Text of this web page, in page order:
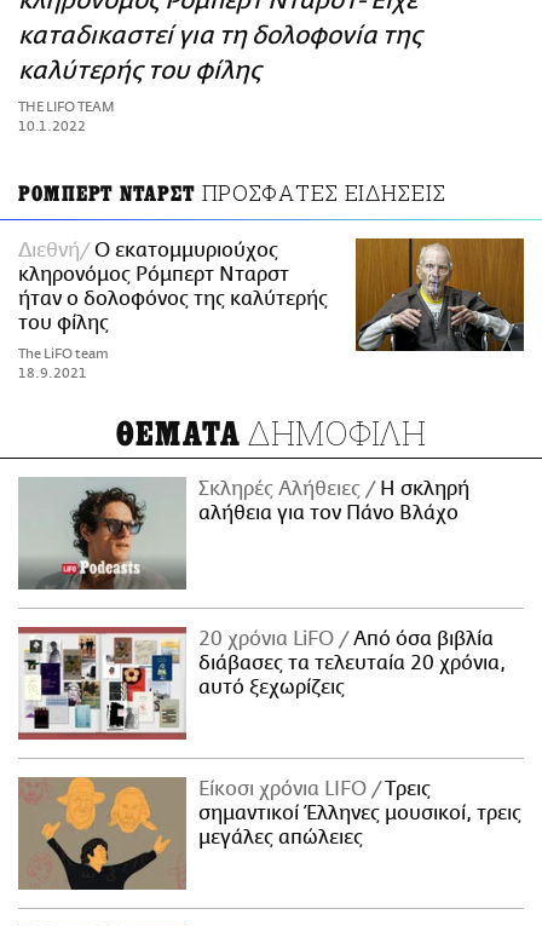
ΑΜΠΑ
PRINT
καταδικαστεί για τη δολοφονία της
καλύτερής του φίλης
THE LIFO TEAM
10.1.2022
ΡΟΜΠΕΡΤ ΝΤΑΡΣΤ ΠΡΟΣΦΑΤΕΣ ΕΙΔΗΣΕΙΣ
Διεθνή
Ο εκατομμυριούχος
κληρονόμος Ρόμπερτ Νταρστ
ήταν ο δολοφόνος της καλύτερής
του φίλης
The LiFO team
18.9.2021
ΘΕΜΑΤΑ ΔΗΜΟΦΙΛΗ
Σκληρές Αλήθειες
H σκληρή
αλήθεια για τον Πάνο Βλάχο
20 χρόνια LiFO
Από όσα βιβλία
διάβασες τα τελευταία 20 χρόνια,
αυτό ξεχωρίζεις
Είκοσι χρόνια LIFO
Tρεις
σημαντικοί Έλληνες μουσικοί, τρεις
μεγάλες απώλειες